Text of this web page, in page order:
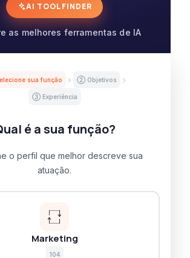
AI TOOL FINDER
as melhores ferramentas de IA
sua função ② Objetivos
③ Experiência
é a sua função?
o perfil que melhor descreve sua
atuação.
Marketing
104